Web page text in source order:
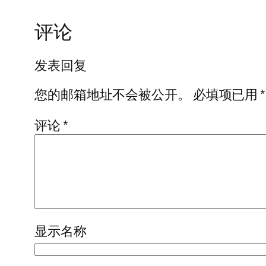
评论
发表回复
您的邮箱地址不会被公开。
必填项已用*
评论*
显示名称